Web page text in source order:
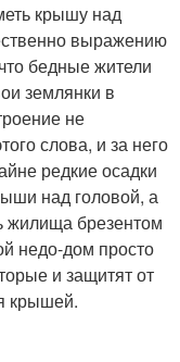
крышу над
выражению
бедные жители
землянки в
не
слова, и за него
редкие осадки
над головой, а
жилища брезентом
недо-дом просто
и защитят от
крышей.